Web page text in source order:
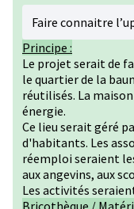
Faire connaitre
Principe :
Le projet serait de
le quartier de la
réutilisés. La
énergie.
Ce lieu serait géré
d'habitants. Les
réemploi seraient
aux angevins, aux
Les activités
Bricothèque /